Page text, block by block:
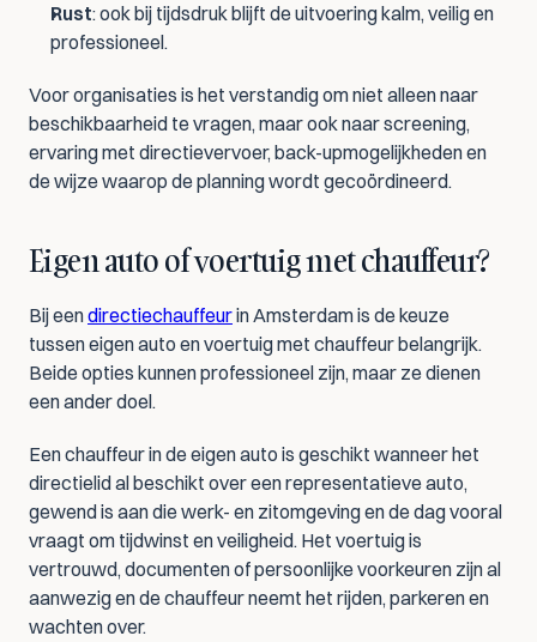
Rust: ook bij tijdsdruk blijft de uitvoering kalm, veilig en
professioneel.
Voor organisaties is het verstandig om niet alleen naar
beschikbaarheid te vragen, maar ook naar screening,
ervaring met directievervoer, back-upmogelijkheden en
de wijze waarop de planning wordt gecoördineerd.
Eigen auto of voertuig met chauffeur?
Bij een directiechauffeur in Amsterdam is de keuze
tussen eigen auto en voertuig met chauffeur belangrijk.
Beide opties kunnen professioneel zijn, maar ze dienen
een ander doel.
Een chauffeur in de eigen auto is geschikt wanneer het
directielid al beschikt over een representatieve auto,
gewend is aan die werk- en zitomgeving en de dag vooral
vraagt om tijdwinst en veiligheid. Het voertuig is
vertrouwd, documenten of persoonlijke voorkeuren zijn al
aanwezig en de chauffeur neemt het rijden, parkeren en
wachten over.